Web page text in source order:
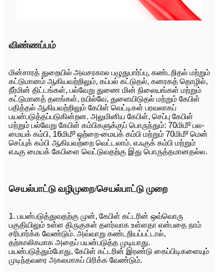
விண்ணப்பம்
மின்சாரத் துறையில் அவசரகால பழுதுபார்ப்பு, கண்டறிதல் மற்றும்
கட்டுமானம் ஆகியவற்றிலும், கப்பல் கட்டுதல், கனரகத் தொழில்,
நீர்மின் திட்டங்கள், பல்வேறு துணை மின் நிலையங்கள் மற்றும்
கட்டுமானத் தளங்கள், ரயில்வே, துளையிடுதல் மற்றும் கேபிள்
பதித்தல் ஆகியவற்றிலும் கேபிள் வெட்டிகள் பரவலாகப்
பயன்படுத்தப்படுகின்றன. அலுமினிய கேபிள், செப்பு கேபிள்
மற்றும் பல்வேறு கேபிள் கம்பிகளுக்குப் பொருந்தும்: 70மிமீ² பல-
மையக் கம்பி, 16மிமீ² ஒற்றை-மையக் கம்பி மற்றும் 70மிமீ² மென்
செப்புக் கம்பி ஆகியவற்றை வெட்டலாம். எஃகுக் கம்பி மற்றும்
எஃகு மையக் கேபிளை வெட்டுவதற்கு இது பொருத்தமானதல்ல.
செயல்பாட்டு வழிமுறை/செயல்பாட்டு முறை
1. பயன்படுத்துவதற்கு முன், கேபிள் கட்டரின் ஒவ்வொரு
பகுதியிலும் உள்ள திருகுகள் தளர்வாக உள்ளதா என்பதை நாம்
சரிபார்க்க வேண்டும். அவ்வாறு கண்டறியப்பட்டால்,
தற்காலிகமாக அதைப் பயன்படுத்த முடியாது.
பயன்படுத்தும்போது, ​​கேபிள் கட்டரின் இரண்டு கைப்பிடிகளையும்
முடிந்தவரை அகலமாகப் பிரிக்க வேண்டும்.